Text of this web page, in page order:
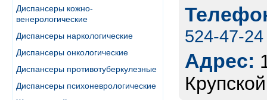
Диспансеры кожно-
венерологические
Диспансеры наркологические
Диспансеры онкологические
Диспансеры противотуберкулезные
Диспансеры психоневрологические
524-47-24
Адрес: